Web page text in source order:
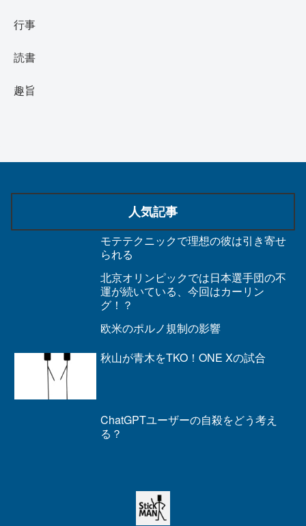
行事
読書
趣旨
人気記事
モテテクニックで理想の彼は引き寄せ
られる
北京オリンピックでは日本選手団の不
運が続いている、今回はカーリン
グ！？
欧米のポルノ規制の影響
秋山が青木をTKO！ONE Xの試合
ChatGPTユーザーの自殺をどう考え
る？